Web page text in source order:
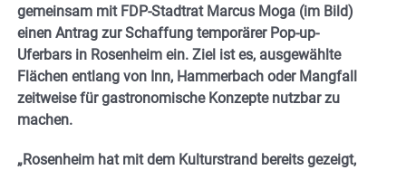
gemeinsam mit FDP-Stadtrat Marcus Moga (im Bild)
einen Antrag zur Schaffung temporärer Pop-up-
Uferbars in Rosenheim ein. Ziel ist es, ausgewählte
Flächen entlang von Inn, Hammerbach oder Mangfall
zeitweise für gastronomische Konzepte nutzbar zu
machen.
„Rosenheim hat mit dem Kulturstrand bereits gezeigt,